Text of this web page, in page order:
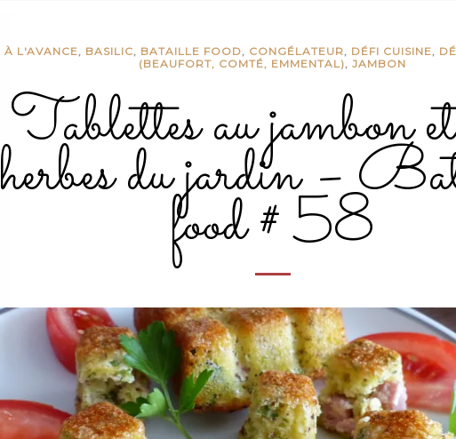
À L'AVANCE, BASILIC, BATAILLE FOOD, CONGÉLATEUR, DÉFI CUISINE,
(BEAUFORT, COMTÉ, EMMENTAL),JAMBON
Tablettes au jambon
herbes du jardin –
food # 58